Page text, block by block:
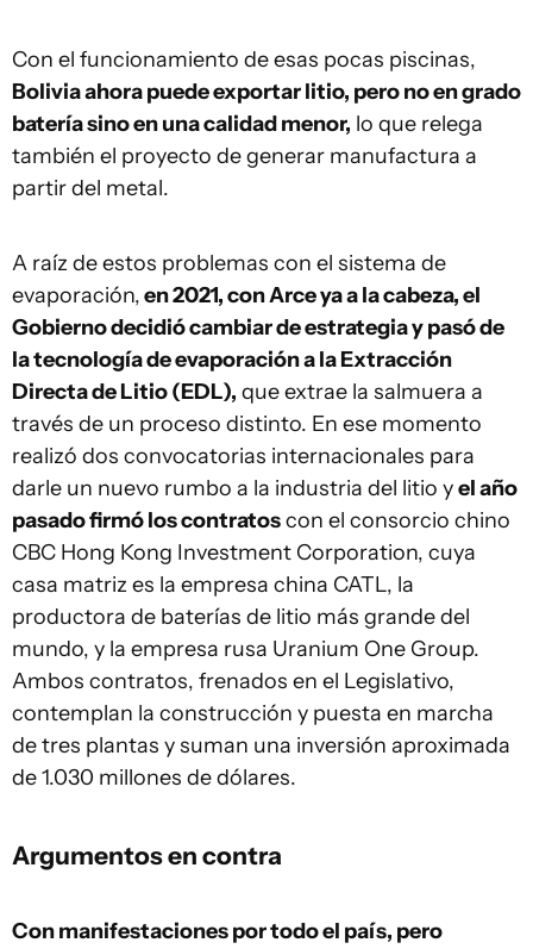
Con el funcionamiento de esas pocas piscinas,
Bolivia ahora puede exportar litio, pero no en grado
batería sino en una calidad menor, lo que relega
también el proyecto de generar manufactura a
partir del metal.
A raíz de estos problemas con el sistema de
evaporación,en 2021, con Arce ya a la cabeza, el
Gobierno decidió cambiar de estrategia y pasó de
la tecnología de evaporación a la Extracción
Directa de Litio (EDL), que extrae la salmuera a
través de un proceso distinto. En ese momento
realizó dos convocatorias internacionales para
darle un nuevo rumbo a la industria del litio yel año
pasado firmó los contratoscon el consorcio chino
CBC Hong Kong Investment Corporation, cuya
casa matriz es la empresa china CATL, la
productora de baterías de litio más grande del
mundo, y la empresa rusa Uranium One Group.
Ambos contratos, frenados en el Legislativo,
contemplan la construcción y puesta en marcha
de tres plantas y suman una inversión aproximada
de 1.030 millones de dólares.
Argumentos en contra
Con manifestaciones por todo el país, pero